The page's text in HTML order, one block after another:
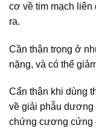
cơ về tim mạch liên
ra.
Cần thận trọng ở
nặng, và có thể
Cẩn thận khi dùng
về giải phẫu dương
chứng cương cứng